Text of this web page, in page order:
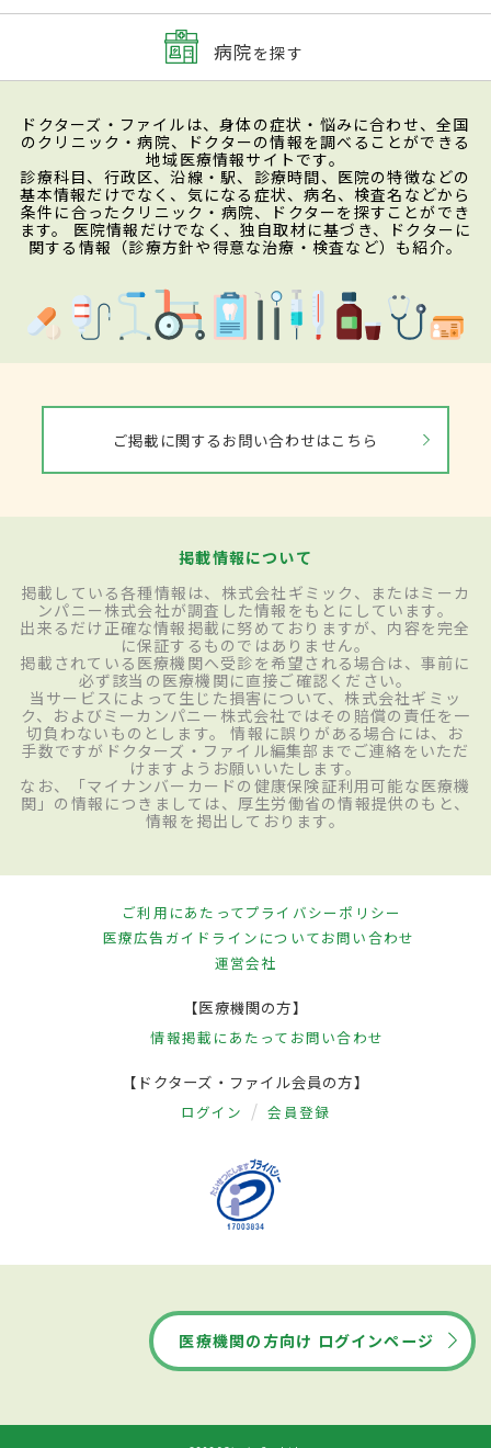
病院を探す
ドクターズ・ファイルは、身体の症状・悩みに合わせ、全国
のクリニック・病院、ドクターの情報を調べることができる
地域医療情報サイトです。
診療科目、行政区、沿線・駅、診療時間、医院の特徴などの
基本情報だけでなく、気になる症状、病名、検査名などから
条件に合ったクリニック・病院、ドクターを探すことができ
ます。 医院情報だけでなく、独自取材に基づき、ドクターに
関する情報（診療方針や得意な治療・検査など）も紹介。
ご掲載に関するお問い合わせはこちら
掲載情報について
掲載している各種情報は、株式会社ギミック、またはミーカ
ンパニー株式会社が調査した情報をもとにしています。
出来るだけ正確な情報掲載に努めておりますが、内容を完全
に保証するものではありません。
掲載されている医療機関へ受診を希望される場合は、事前に
必ず該当の医療機関に直接ご確認ください。
当サービスによって生じた損害について、株式会社ギミッ
ク、およびミーカンパニー株式会社ではその賠償の責任を一
切負わないものとします。 情報に誤りがある場合には、お
手数ですがドクターズ・ファイル編集部までご連絡をいただ
けますようお願いいたします。
なお、「マイナンバーカードの健康保険証利用可能な医療機
関」の情報につきましては、厚生労働省の情報提供のもと、
情報を掲出しております。
ご利用にあたってプライバシーポリシー
医療広告ガイドラインについてお問い合わせ
運営会社
【医療機関の方】
情報掲載にあたって お問い合わせ
【ドクターズ・ファイル会員の方】
ログイン 会員登録
医療機関の方向け ログインページ